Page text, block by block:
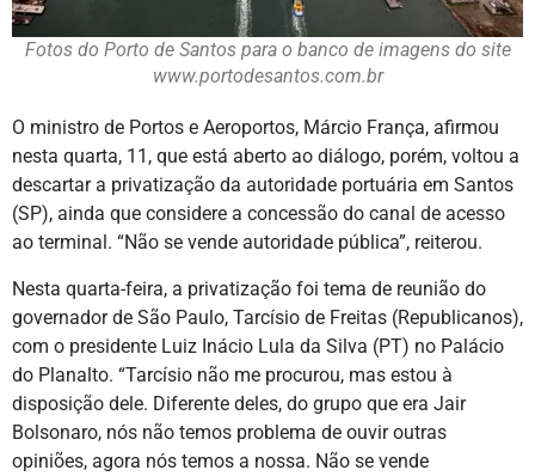
Fotos do Porto de Santos para o banco de imagens do site
www.portodesantos.com.br
O ministro de Portos e Aeroportos, Márcio França, afirmou
nesta quarta, 11, que está aberto ao diálogo, porém, voltou a
descartar a privatização da autoridade portuária em Santos
(SP), ainda que considere a concessão do canal de acesso
ao terminal. “Não se vende autoridade pública”, reiterou.
Nesta quarta-feira, a privatização foi tema de reunião do
governador de São Paulo, Tarcísio de Freitas (Republicanos),
com o presidente Luiz Inácio Lula da Silva (PT) no Palácio
do Planalto. “Tarcísio não me procurou, mas estou à
disposição dele. Diferente deles, do grupo que era Jair
Bolsonaro, nós não temos problema de ouvir outras
opiniões, agora nós temos a nossa. Não se vende